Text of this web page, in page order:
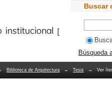
Buscar
Búsqueda
Biblioteca de Arquitectura → Tesis → Ver